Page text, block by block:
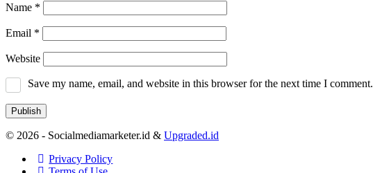
Name *
Email *
Website
Save my name, email, and website in this browser for the next time I comment.
© 2026 - Socialmediamarketer.id & Upgraded.id
Privacy Policy